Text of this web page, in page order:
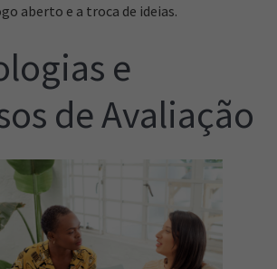
aberto e a troca de ideias.
e
de Avaliação